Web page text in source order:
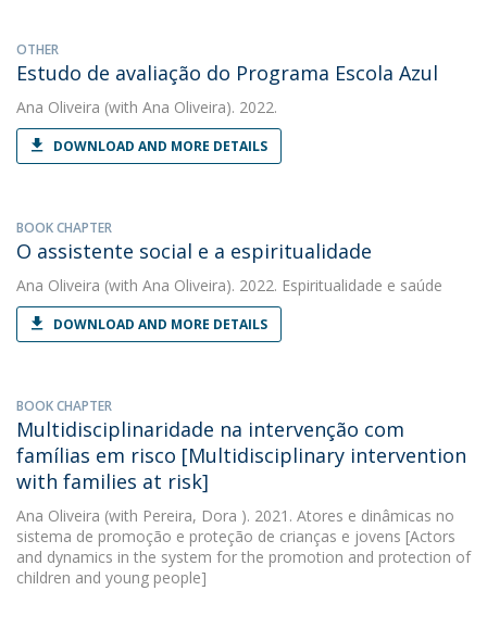
OTHER
Estudo de avaliação do Programa Escola Azul
Ana Oliveira (with Ana Oliveira). 2022.
DOWNLOAD AND MORE DETAILS
BOOK CHAPTER
O assistente social e a espiritualidade
Ana Oliveira (with Ana Oliveira). 2022. Espiritualidade e saúde
DOWNLOAD AND MORE DETAILS
BOOK CHAPTER
Multidisciplinaridade na intervenção com
famílias em risco [Multidisciplinary intervention
with families at risk]
Ana Oliveira (with Pereira, Dora ). 2021. Atores e dinâmicas no
sistema de promoção e proteção de crianças e jovens [Actors
and dynamics in the system for the promotion and protection of
children and young people]